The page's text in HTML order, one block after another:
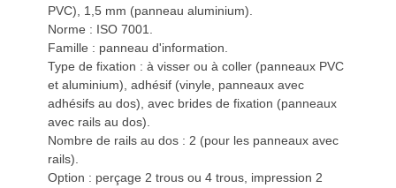
PVC), 1,5 mm (panneau aluminium).
Norme : ISO 7001.
Famille : panneau d'information.
Type de fixation : à visser ou à coller (panneaux PVC
et aluminium), adhésif (vinyle, panneaux avec
adhésifs au dos), avec brides de fixation (panneaux
avec rails au dos).
Nombre de rails au dos : 2 (pour les panneaux avec
rails).
Option : perçage 2 trous ou 4 trous, impression 2